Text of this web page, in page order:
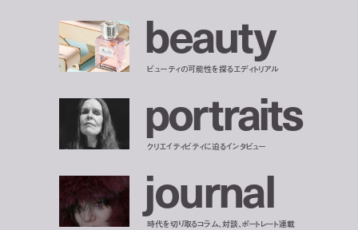
beauty
ビューティの可能性を探るエディトリアル
portraits
クリエイティビティに迫るインタビュー
journal
時代を切り取るコラム、対談、ポートレート連載